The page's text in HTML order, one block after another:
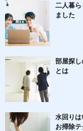
二人暮
ました
部屋探
とは
水回り
お掃除